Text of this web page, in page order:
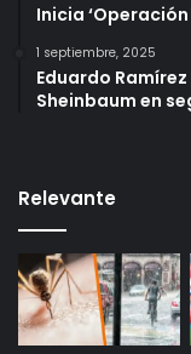
Inicia
1 septiembre, 2025
Eduardo
Sheinbaum en
Relevante